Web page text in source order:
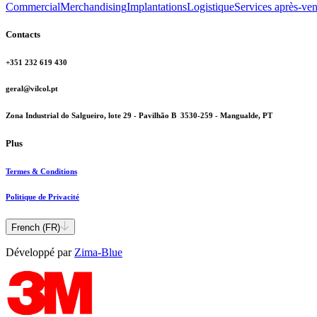
CommercialMerchandisingImplantationsLogistiqueServices après-
Contacts
+351 232 619 430
geral@vilcol.pt
Zona Industrial do Salgueiro, lote 29 - Pavilhão B 3530-259 - Mangualde, PT
Plus
Termes & Conditions
Politique de Privacité
French (FR)
Développé par Zima-Blue